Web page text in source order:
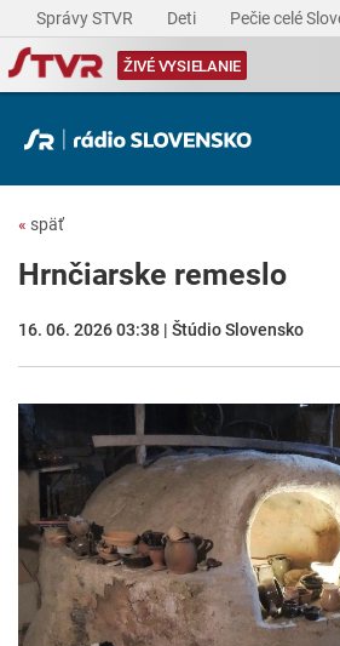
Správy STVR Deti Pečie celé
ŽIVÉ VYSIELANIE
« späť
Hrnčiarske remeslo
16. 06. 2026 03:38 | Štúdio Slovensko